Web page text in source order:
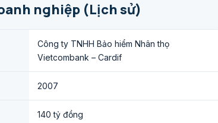
nghiệp (Lịch sử)
Công ty TNHH Bảo hiểm Nhân thọ
Vietcombank – Cardif
2007
140 tỷ đồng